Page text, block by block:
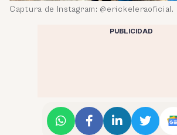
Captura de Instagram: @erickeleraoficial.
PUBLICIDAD